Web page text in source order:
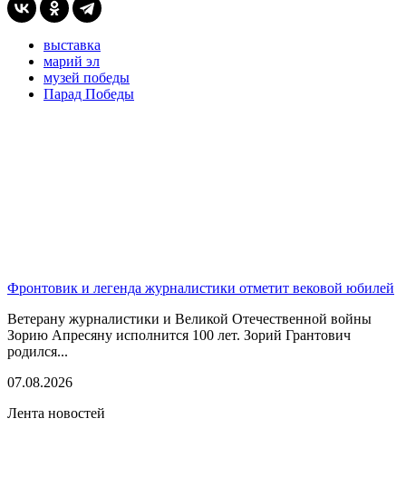
выставка
марий эл
музей победы
Парад Победы
Фронтовик и легенда журналистики отметит вековой юбилей
Ветерану журналистики и Великой Отечественной войны
Зорию Апресяну исполнится 100 лет. Зорий Грантович
родился...
07.08.2026
Лента новостей